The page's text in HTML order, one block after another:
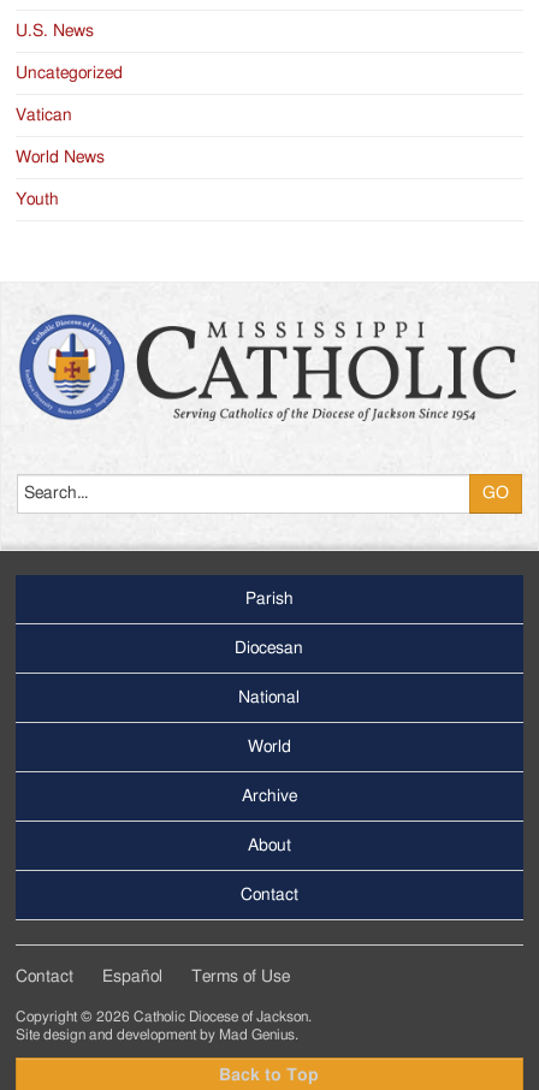
U.S. News
Uncategorized
Vatican
World News
Youth
Menu
Parish
Diocesan
National
World
Menu
Archive
About
Contact
Tertiary
Menu
Contact Español Terms of Use
Copyright © 2026 Catholic Diocese of Jackson.
Site design and development by Mad Genius.
Back to Top